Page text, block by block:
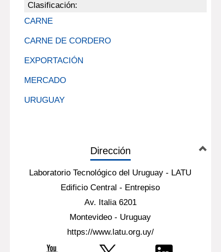
Clasificación:
CARNE
CARNE DE CORDERO
EXPORTACIÓN
MERCADO
URUGUAY
Dirección
Laboratorio Tecnológico del Uruguay - LATU
Edificio Central - Entrepiso
Av. Italia 6201
Montevideo - Uruguay
https://www.latu.org.uy/